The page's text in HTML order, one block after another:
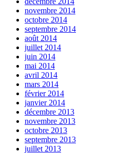
novembre 2014
octobre 2014
septembre 2014
août 2014
juillet 2014
juin 2014
mai 2014
avril 2014
mars 2014
février 2014
janvier 2014
décembre 2013
novembre 2013
octobre 2013
septembre 2013
juillet 2013